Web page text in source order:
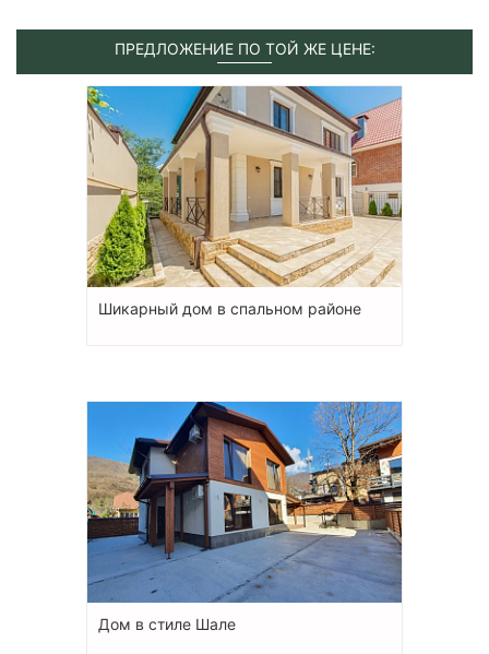
ПРЕДЛОЖЕНИЕ ПО ТОЙ ЖЕ ЦЕНЕ:
Шикарный дом в спальном районе
Дом в стиле Шале